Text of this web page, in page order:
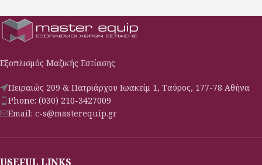
Πόδια ανοξείδωτα ρυθμιζόμενα
Σχάρες πλαστικοποιημένες
ρυθμιζόμενες καθ’ ύψος
Στοιχείο βεβιασμένης
Πόδια ανοξείδωτα ρυθμιζόμενα
Σχάρες πλαστικοποιημένες
Εξοπλισμός Μαζικής Εστίασης
Πειραιώς 209 & Πατριάρχου Ιωακείμ 1, Ταύρος, 177-78 Αθήνα
Phone: (030) 210-3427009
Email: c-s@masterequip.gr
USEFUL LINKS